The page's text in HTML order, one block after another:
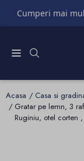
Cumperi mai
Acasa Casa si
Gratar pe lemn, 3
Ruginiu, otel corten